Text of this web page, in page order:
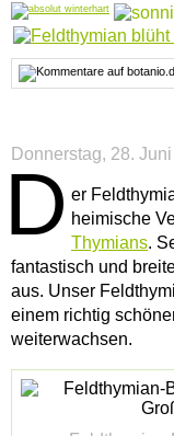
Donnerstag, 28.
D er
heimische
Thymians.
fantastisch und
aus. Unser
einem richtig
weiterwachsen.